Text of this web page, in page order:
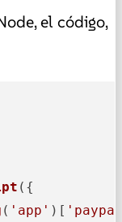
el código,
({
( 'app' )[